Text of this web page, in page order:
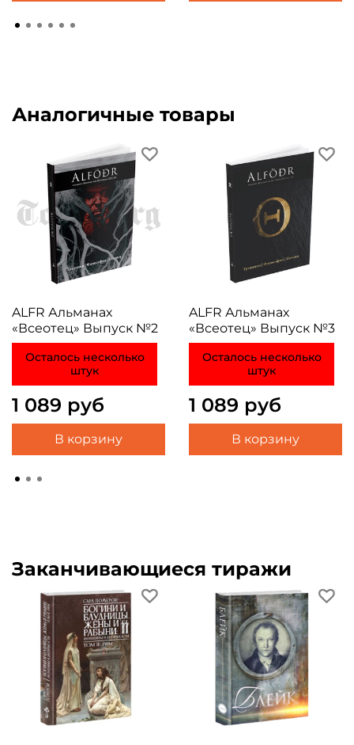
Аналогичные товары
ALFR Альманах
«Всеотец» Выпуск №2
Осталось несколько
штук
1 089 руб
В корзину
ALFR Альманах
«Всеотец» Выпуск №3
Осталось несколько
штук
1 089 руб
В корзину
Заканчивающиеся тиражи